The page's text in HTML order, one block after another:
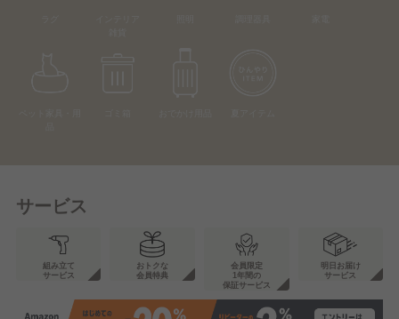
サービス
組み立て
サービス
おトクな
会員特典
会員限定
1年間の
保証サービス
明日お届け
サービス